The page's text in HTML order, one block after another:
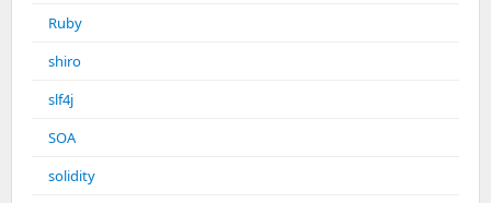
Ruby
shiro
slf4j
SOA
solidity